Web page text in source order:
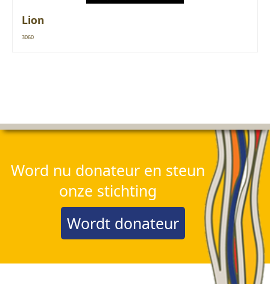
Lion
3060
Word nu donateur en steun
onze stichting
Wordt donateur